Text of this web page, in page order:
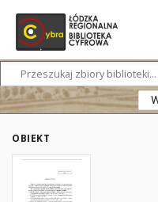
OBIEKT